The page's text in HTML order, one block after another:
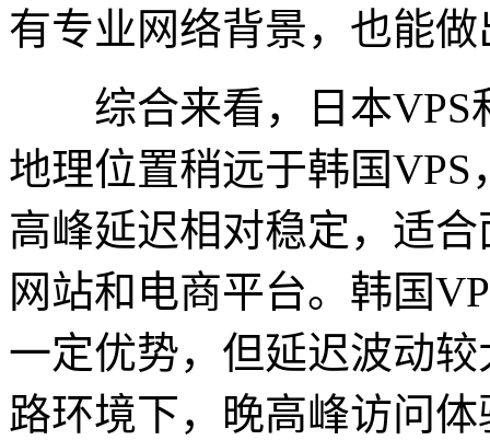
有专业网络背景，也能
综合来看，日本VPS
地理位置稍远于韩国
高峰延迟相对稳定，适
网站和电商平台。韩国
一定优势，但延迟波动
路环境下，晚高峰访问